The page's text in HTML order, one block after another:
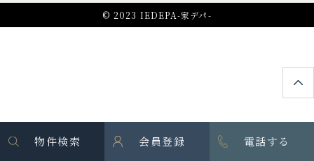
© 2023 IEDEPA-家デパ-
物件検索 会員登録 電話する